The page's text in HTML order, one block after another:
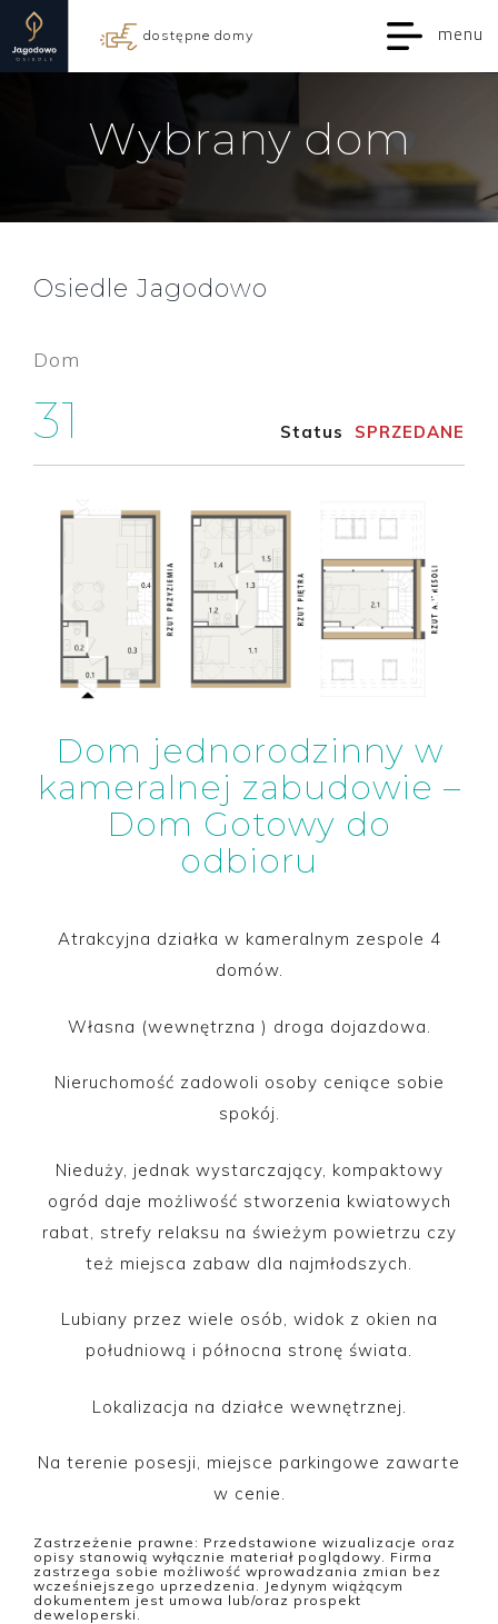
menu
dostępne domy
Wybrany dom
Osiedle Jagodowo
Dom
31 Status SPRZEDANE
Dom jednorodzinny w
kameralnej zabudowie –
Dom Gotowy do
odbioru
Atrakcyjna działka w kameralnym zespole 4
domów.
Własna (wewnętrzna ) droga dojazdowa.
Nieruchomość zadowoli osoby ceniące sobie
spokój.
Nieduży, jednak wystarczający, kompaktowy
ogród daje możliwość stworzenia kwiatowych
rabat, strefy relaksu na świeżym powietrzu czy
też miejsca zabaw dla najmłodszych.
Lubiany przez wiele osób, widok z okien na
południową i północna stronę świata.
Lokalizacja na działce wewnętrznej.
Na terenie posesji, miejsce parkingowe zawarte
w cenie.
Zastrzeżenie prawne: Przedstawione wizualizacje oraz
opisy stanowią wyłącznie materiał poglądowy. Firma
zastrzega sobie możliwość wprowadzania zmian bez
wcześniejszego uprzedzenia. Jedynym wiążącym
dokumentem jest umowa lub/oraz prospekt
deweloperski.